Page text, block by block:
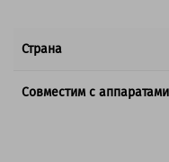
Страна
Совместим с